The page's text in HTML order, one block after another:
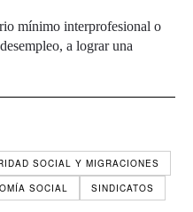
mínimo interprofesional o
a lograr una
SOCIAL Y MIGRACIONES
SOCIAL
SINDICATOS